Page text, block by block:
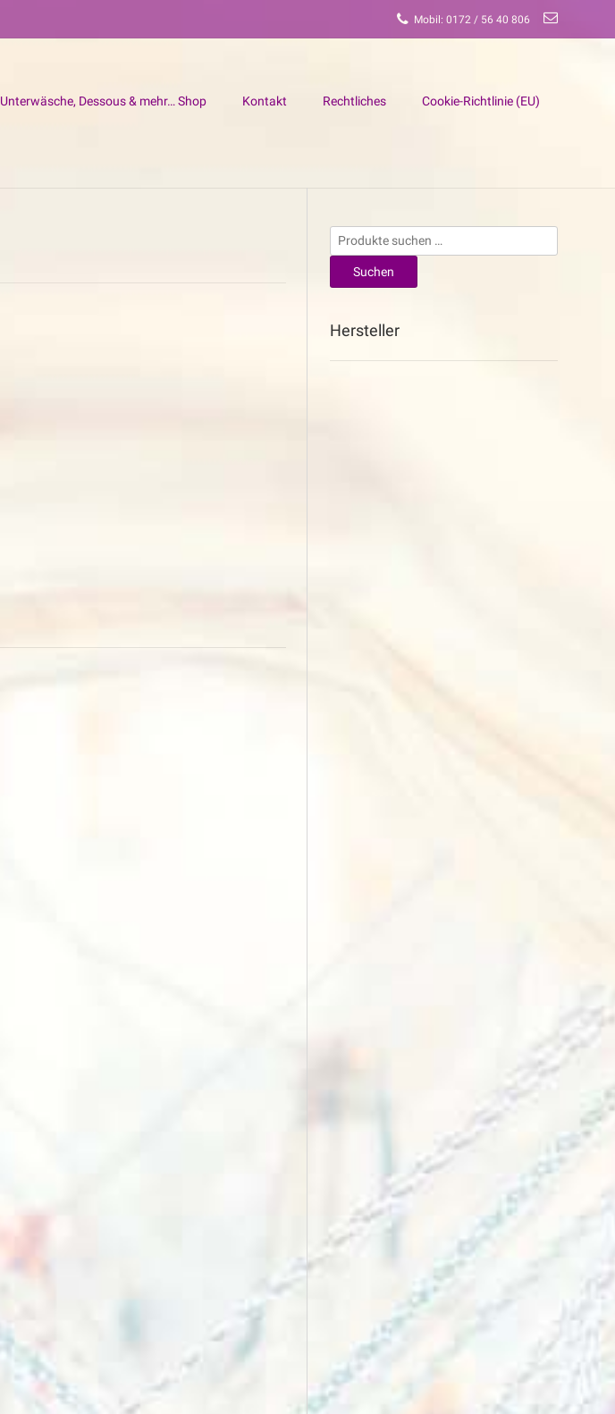
Mobil: 0172 / 56 40 806
Unterwäsche, Dessous & mehr… Shop Kontakt Rechtliches Cookie-Richtlinie (EU)
Suchen
nach:
Suchen
Hersteller